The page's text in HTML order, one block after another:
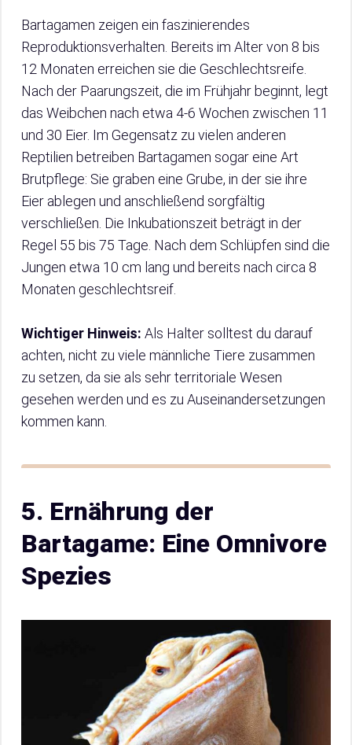
Bartagamen zeigen ein faszinierendes
Reproduktionsverhalten. Bereits im Alter von 8 bis
12 Monaten erreichen sie die Geschlechtsreife.
Nach der Paarungszeit, die im Frühjahr beginnt, legt
das Weibchen nach etwa 4-6 Wochen zwischen 11
und 30 Eier. Im Gegensatz zu vielen anderen
Reptilien betreiben Bartagamen sogar eine Art
Brutpflege: Sie graben eine Grube, in der sie ihre
Eier ablegen und anschließend sorgfältig
verschließen. Die Inkubationszeit beträgt in der
Regel 55 bis 75 Tage. Nach dem Schlüpfen sind die
Jungen etwa 10 cm lang und bereits nach circa 8
Monaten geschlechtsreif.
Wichtiger Hinweis: Als Halter solltest du darauf
achten, nicht zu viele männliche Tiere zusammen
zu setzen, da sie als sehr territoriale Wesen
gesehen werden und es zu Auseinandersetzungen
kommen kann.
5. Ernährung der
Bartagame: Eine Omnivore
Spezies